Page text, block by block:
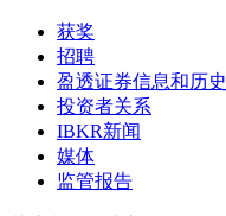
获奖
招聘
盈透证券信息和历史
投资者关系
IBKR新闻
媒体
监管报告